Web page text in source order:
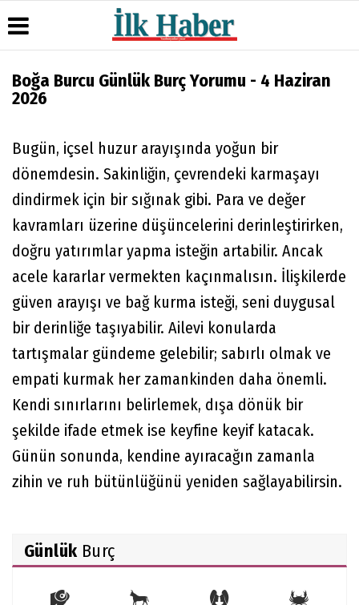
Üye Paneli
Gazete
Arşivi
Günün
Haberleri
Manşetleri
Anketler
Biyografiler
Galeri
Foto
Gizlilik
İlkeleri
Boğa Burcu Günlük Burç Yorumu - 4 Haziran
2026
Bugün, içsel huzur arayışında yoğun bir
dönemdesin. Sakinliğin, çevrendeki karmaşayı
dindirmek için bir sığınak gibi. Para ve değer
kavramları üzerine düşüncelerini derinleştirirken,
doğru yatırımlar yapma isteğin artabilir. Ancak
acele kararlar vermekten kaçınmalısın. İlişkilerde
güven arayışı ve bağ kurma isteği, seni duygusal
bir derinliğe taşıyabilir. Ailevi konularda
tartışmalar gündeme gelebilir; sabırlı olmak ve
empati kurmak her zamankinden daha önemli.
Kendi sınırlarını belirlemek, dışa dönük bir
şekilde ifade etmek ise keyfine keyif katacak.
Günün sonunda, kendine ayıracağın zamanla
zihin ve ruh bütünlüğünü yeniden sağlayabilirsin.
GünlükBurç